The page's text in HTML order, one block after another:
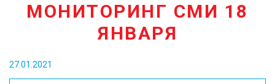
ЧЛЕНЫ АВИ
ЖУРНАЛ
МОНИТОРИНГ СМИ 18
ЯНВАРЯ
27.01.2021